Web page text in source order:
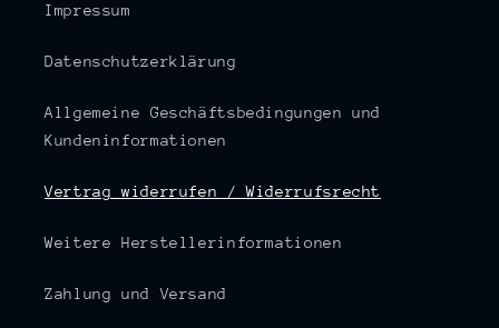
Impressum
Datenschutzerklärung
Allgemeine Geschäftsbedingungen und
Kundeninformationen
Vertrag widerrufen / Widerrufsrecht
Weitere Herstellerinformationen
Zahlung und Versand